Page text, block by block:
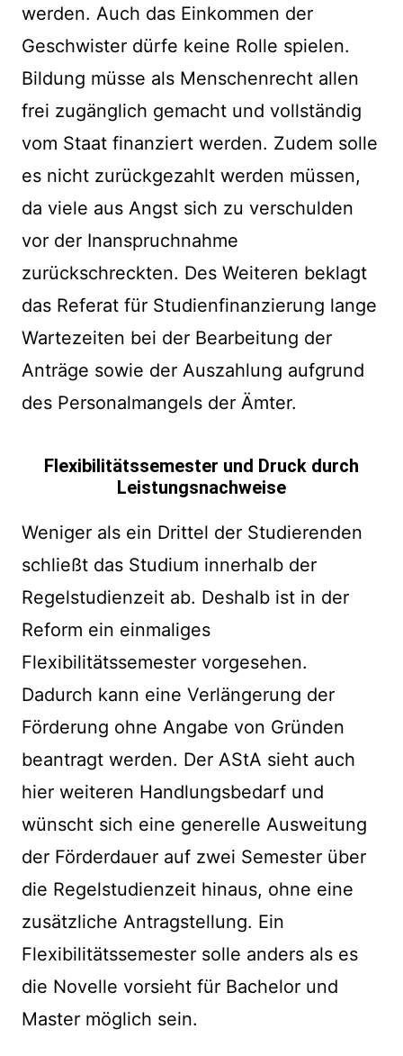
werden. Auch das Einkommen der
Geschwister dürfe keine Rolle spielen.
Bildung müsse als Menschenrecht allen
frei zugänglich gemacht und vollständig
vom Staat finanziert werden. Zudem solle
es nicht zurückgezahlt werden müssen,
da viele aus Angst sich zu verschulden
vor der Inanspruchnahme
zurückschreckten. Des Weiteren beklagt
das Referat für Studienfinanzierung lange
Wartezeiten bei der Bearbeitung der
Anträge sowie der Auszahlung aufgrund
des Personalmangels der Ämter.
Flexibilitätssemester und Druck durch
Leistungsnachweise
Weniger als ein Drittel der Studierenden
schließt das Studium innerhalb der
Regelstudienzeit ab. Deshalb ist in der
Reform ein einmaliges
Flexibilitätssemester vorgesehen.
Dadurch kann eine Verlängerung der
Förderung ohne Angabe von Gründen
beantragt werden. Der AStA sieht auch
hier weiteren Handlungsbedarf und
wünscht sich eine generelle Ausweitung
der Förderdauer auf zwei Semester über
die Regelstudienzeit hinaus, ohne eine
zusätzliche Antragstellung. Ein
Flexibilitätssemester solle anders als es
die Novelle vorsieht für Bachelor und
Master möglich sein.